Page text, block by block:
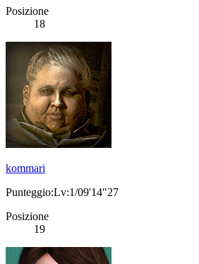
Posizione
18
kommari
Punteggio:Lv:1/09'14"27
Posizione
19